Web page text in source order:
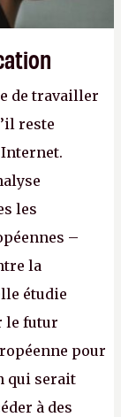
de travailler
reste
les
–
la
étudie
le futur
pour
qui serait
à des